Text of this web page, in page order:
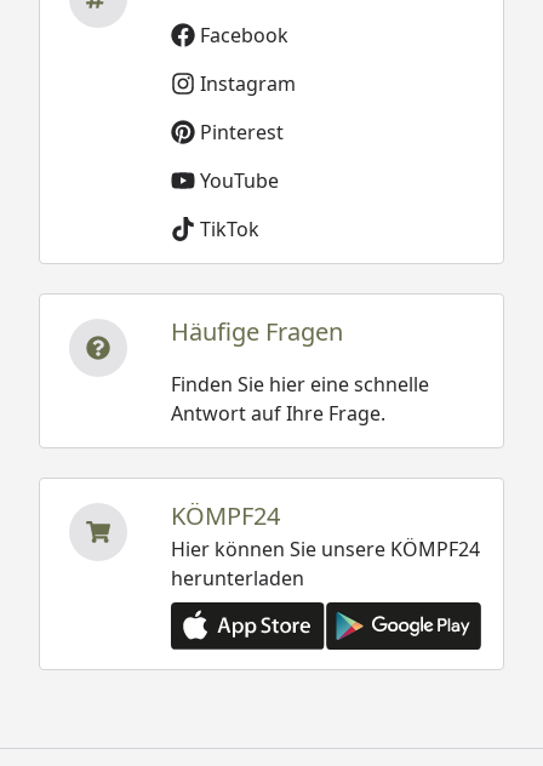
Facebook
Instagram
Pinterest
YouTube
TikTok
Häufige Fragen
Finden Sie hier eine schnelle
Antwort auf Ihre Frage.
KÖMPF24
Hier können Sie unsere KÖMPF24
herunterladen